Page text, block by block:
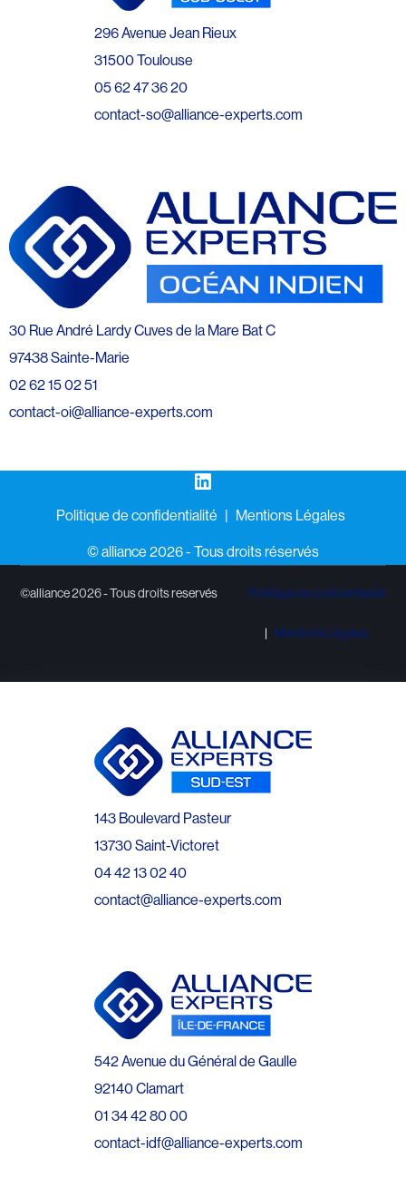
296 Avenue Jean Rieux
31500 Toulouse
05 62 47 36 20
contact-so@alliance-experts.com
30 Rue André Lardy Cuves de la Mare Bat C
97438 Sainte-Marie
02 62 15 02 51
contact-oi@alliance-experts.com
LinkedIn
Politique de confidentialité
Mentions Légales
©️ alliance 2026 - Tous droits réservés
©alliance 2026 - Tous droits reservés Politique de confidentialité
Mentions Légales
143 Boulevard Pasteur
13730 Saint-Victoret
04 42 13 02 40
contact@alliance-experts.com
542 Avenue du Général de Gaulle
92140 Clamart
01 34 42 80 00
contact-idf@alliance-experts.com